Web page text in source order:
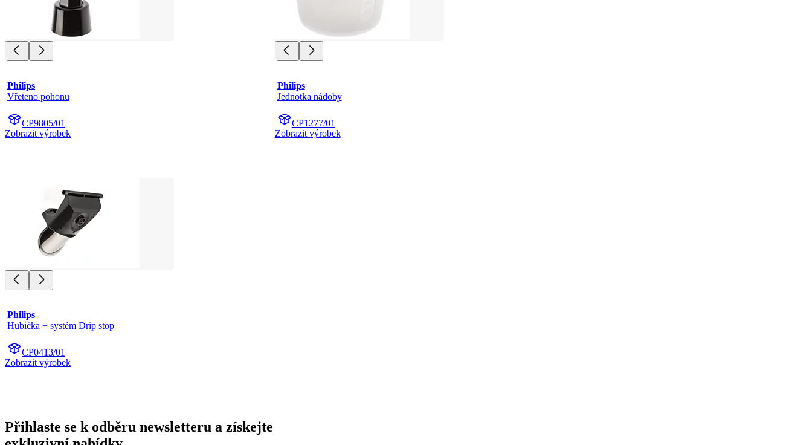
Philips
Vřeteno pohonu
CP9805/01
Zobrazit výrobek
Philips
Jednotka nádoby
CP1277/01
Zobrazit výrobek
Philips
Hubička + systém Drip stop
CP0413/01
Zobrazit výrobek
Přihlaste se k odběru newsletteru a získejte